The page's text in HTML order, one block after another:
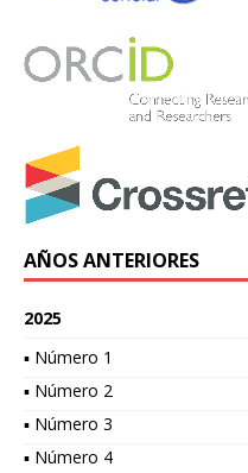
AÑOS ANTERIORES
2025
▪ Número 1
▪ Número 2
▪ Número 3
▪ Número 4